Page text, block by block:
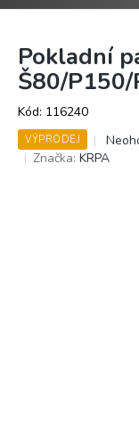
Pokladní
Š80/
Kód: 116240
VÝPRODEJ
Značka: KRPA